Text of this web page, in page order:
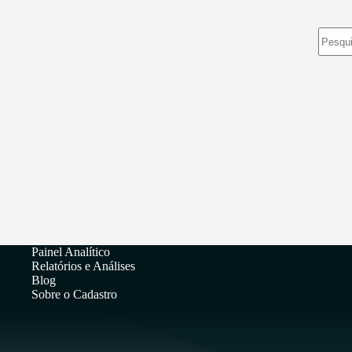
Painel Analítico
Relatórios e Análises
Blog
Sobre o Cadastro